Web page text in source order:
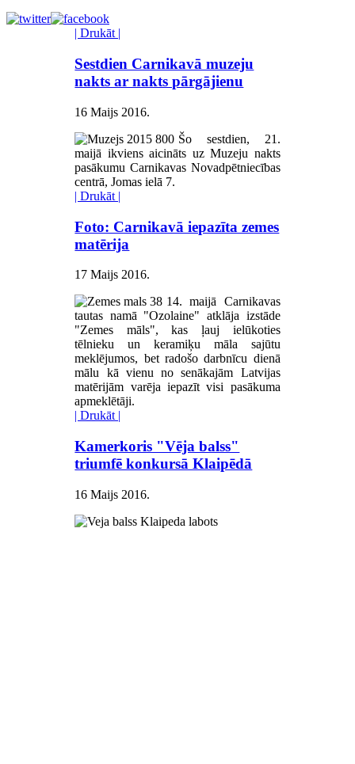
| Drukāt |
Sestdien Carnikavā muzeju
nakts ar nakts pārgājienu
16 Maijs 2016.
Šo sestdien, 21.
maijā ikviens aicināts uz Muzeju nakts
pasākumu Carnikavas Novadpētniecības
centrā, Jomas ielā 7.
| Drukāt |
Foto: Carnikavā iepazīta zemes
matērija
17 Maijs 2016.
14. maijā Carnikavas
tautas namā "Ozolaine" atklāja izstāde
"Zemes māls", kas ļauj ielūkoties
tēlnieku un keramiķu māla sajūtu
meklējumos, bet radošo darbnīcu dienā
mālu kā vienu no senākajām Latvijas
matērijām varēja iepazīt visi pasākuma
apmeklētāji.
| Drukāt |
Kamerkoris "Vēja balss"
triumfē konkursā Klaipēdā
16 Maijs 2016.